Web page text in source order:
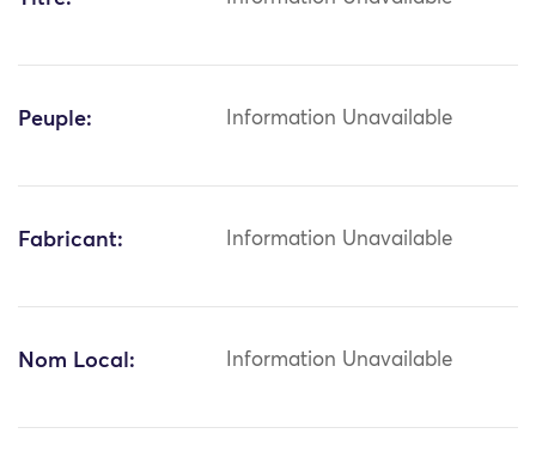
Peuple: Information Unavailable
Fabricant: Information Unavailable
Nom Local: Information Unavailable